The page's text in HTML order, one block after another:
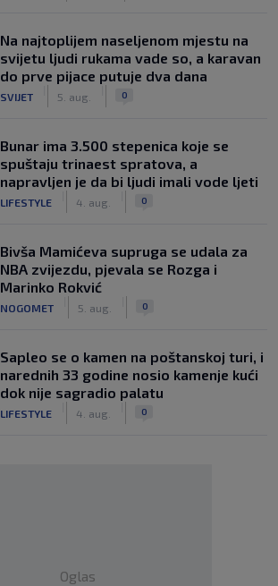
Na najtoplijem naseljenom mjestu na
svijetu ljudi rukama vade so, a karavan
do prve pijace putuje dva dana
SVIJET 5. aug. 0
Bunar imа 3.500 stepenica koje se
spuštaju trinaest spratova, a
napravljen je da bi ljudi imali vode ljeti
LIFESTYLE 4. aug. 0
Bivša Mamićeva supruga se udala za
NBA zvijezdu, pjevala se Rozga i
Marinko Rokvić
NOGOMET 5. aug. 0
Saplео se o kamen na poštanskoj turi, i
narednih 33 godine nosio kamenje kući
dok nije sagradio palatu
LIFESTYLE 4. aug. 0
Oglas